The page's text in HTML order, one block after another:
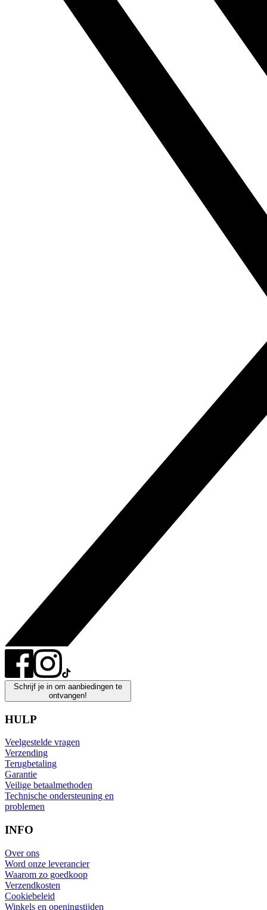
Schrijf je in om aanbiedingen te
ontvangen!
HULP
Veelgestelde vragen
Verzending
Terugbetaling
Garantie
Veilige betaalmethoden
Technische ondersteuning en
problemen
INFO
Over ons
Word onze leverancier
Waarom zo goedkoop
Verzendkosten
Cookiebeleid
Winkels en openingstijden